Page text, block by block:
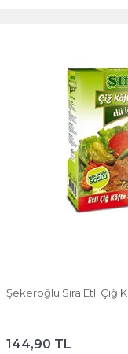
Şekeroğlu Sıra Etli Çiğ
144,90 TL